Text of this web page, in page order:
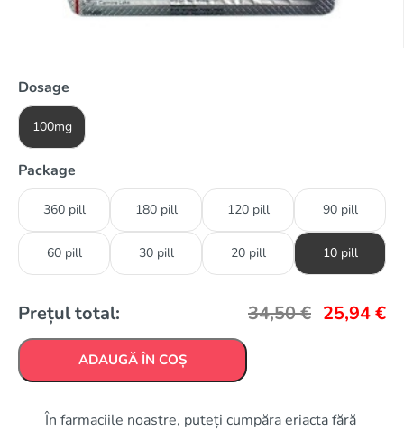
Dosage
100mg
Package
360 pill 180 pill 120 pill 90 pill
60 pill 30 pill 20 pill 10 pill
Prețul total: 34,50€ 25,94€
ADAUGĂ ÎN COȘ
În farmaciile noastre, puteți cumpăra eriacta fără